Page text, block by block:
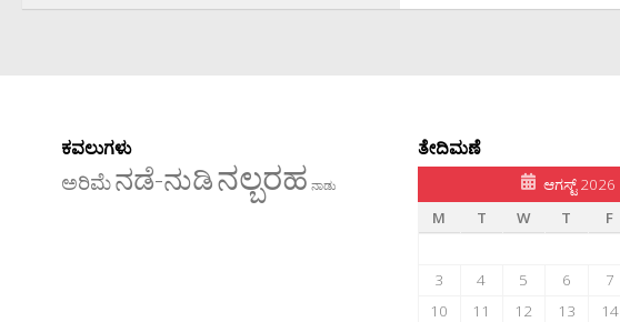
ಕವಲುಗಳು
ಅರಿಮೆನಡೆ-ನುಡಿನಲ್ಬರಹ ನಾಡು
ತೇದಿಮಣೆ
ಆಗಸ್ಟ್ 2026
M
T W T F
3
4 5 6 7
10
11 12 13 14